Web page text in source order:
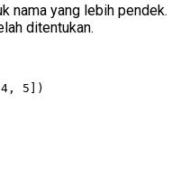
nama yang lebih pendek.
ditentukan.
5])